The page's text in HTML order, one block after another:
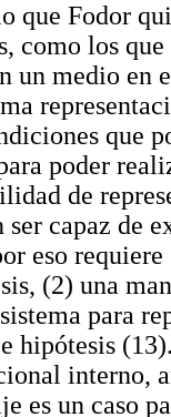
que Fodor
como los
un medio en
que
poder
de
ser capaz de
eso
(2) una
para
hipótesis
interno,
es un caso